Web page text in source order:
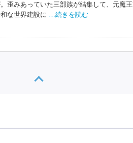
歪みあっていた三部族が結集して、元魔
な世界建設に …続きを読む